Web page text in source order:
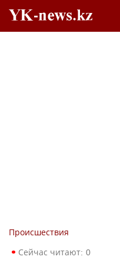
Происшествия
Сейчас читают: 0